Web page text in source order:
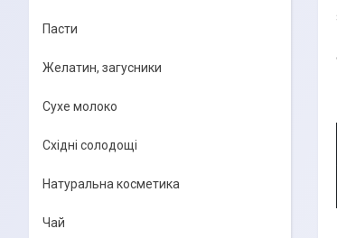
Пасти
Желатин, загусники
Сухе молоко
Східні солодощі
Натуральна косметика
Чай